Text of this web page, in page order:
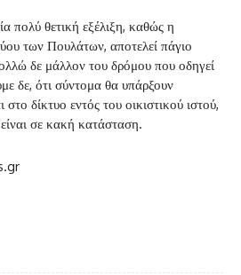
πολύ θετική εξέλιξη, καθώς η
των Πουλάτων, αποτελεί πάγιο
δε μάλλον του δρόμου που οδηγεί
δε, ότι σύντομα θα υπάρξουν
δίκτυο εντός του οικιστικού ιστού,
σε κακή κατάσταση.